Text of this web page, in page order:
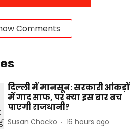
Comments
दिल्ली में मानसून: सरकारी आंकड़ों
में गाद साफ, पर क्या इस बार बच
पाएगी राजधानी?
Susan Chacko 16 hours ago